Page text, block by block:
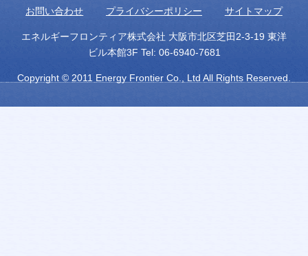
お問い合わせ プライバシーポリシー サイトマップ
エネルギーフロンティア株式会社 大阪市北区芝田2-3-19 東洋
ビル本館3F Tel: 06-6940-7681
Copyright © 2011 Energy Frontier Co., Ltd All Rights Reserved.